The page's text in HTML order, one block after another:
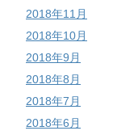
2018年11月
2018年10月
2018年9月
2018年8月
2018年7月
2018年6月